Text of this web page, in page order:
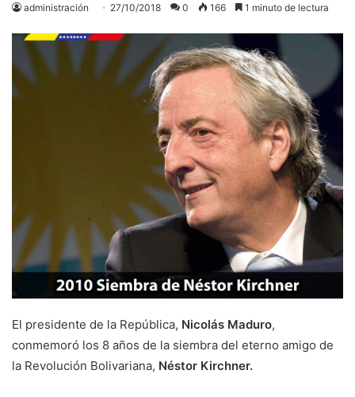
administración 27/10/2018 0 166 1 minuto de lectura
El presidente de la República, Nicolás Maduro,
conmemoró los 8 años de la siembra del eterno amigo de
la Revolución Bolivariana, Néstor Kirchner.